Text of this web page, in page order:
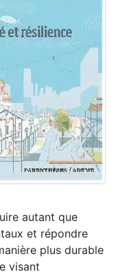
autant que
et répondre
plus durable
visant